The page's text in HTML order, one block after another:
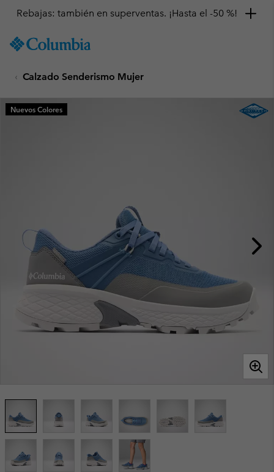
TO
SKIP
MAIN
NAV
Rebajas: también en superventas. ¡Hasta el -50 %!
Calzado Senderismo Mujer
Nuevos Colores